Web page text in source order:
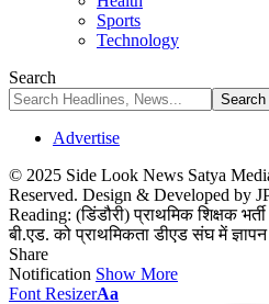
Sports
Technology
Search
Advertise
© 2025 Side Look News Satya
Reserved. Design & Developed by
Reading: (डिंडौरी) प्राथमिक शिक्षक
बी.एड. को प्राथमिकता डीएड संघ में
Share
Notification Show More
Font ResizerAa